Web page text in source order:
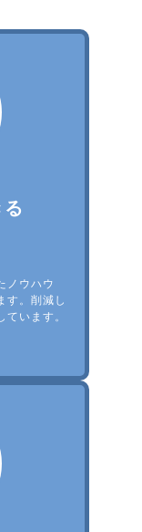
ノウハウ
す。削減し
います。